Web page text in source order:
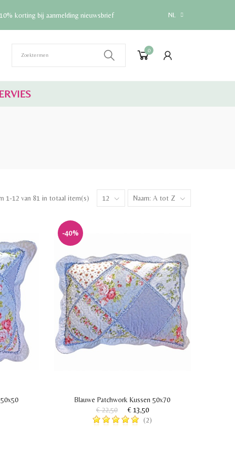
10% korting bij aanmelding nieuwsbrief NL
0
1-12 van 81 in totaal item(s) 12 Naam: A tot Z
-40%
Blauwe Patchwork Kussen 50x70
€ 22,50
€ 13,50
(2)